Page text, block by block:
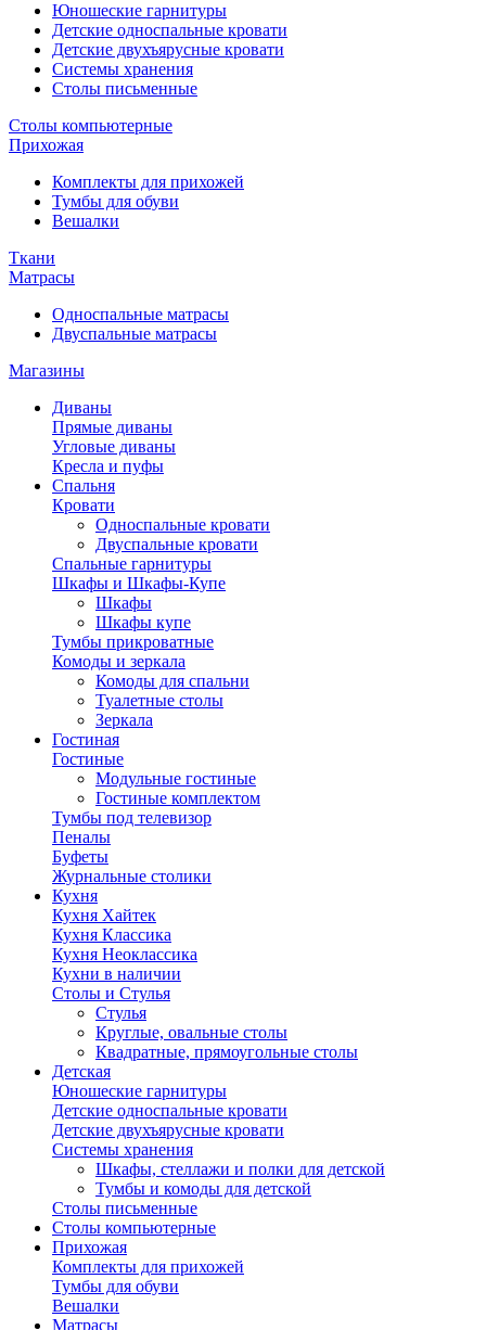
Юношеские гарнитуры
Детские односпальные кровати
Детские двухъярусные кровати
Системы хранения
Столы письменные
Столы компьютерные
Прихожая
Комплекты для прихожей
Тумбы для обуви
Вешалки
Ткани
Матрасы
Односпальные матрасы
Двуспальные матрасы
Магазины
Диваны
Прямые диваны
Угловые диваны
Кресла и пуфы
Спальня
Кровати
Односпальные кровати
Двуспальные кровати
Спальные гарнитуры
Шкафы и Шкафы-Купе
Шкафы
Шкафы купе
Тумбы прикроватные
Комоды и зеркала
Комоды для спальни
Туалетные столы
Зеркала
Гостиная
Гостиные
Модульные гостиные
Гостиные комплектом
Тумбы под телевизор
Пеналы
Буфеты
Журнальные столики
Кухня
Кухня Хайтек
Кухня Классика
Кухня Неоклассика
Кухни в наличии
Столы и Стулья
Стулья
Круглые, овальные столы
Квадратные, прямоугольные столы
Детская
Юношеские гарнитуры
Детские односпальные кровати
Детские двухъярусные кровати
Системы хранения
Шкафы, стеллажи и полки для детской
Тумбы и комоды для детской
Столы письменные
Столы компьютерные
Прихожая
Комплекты для прихожей
Тумбы для обуви
Вешалки
Матрасы